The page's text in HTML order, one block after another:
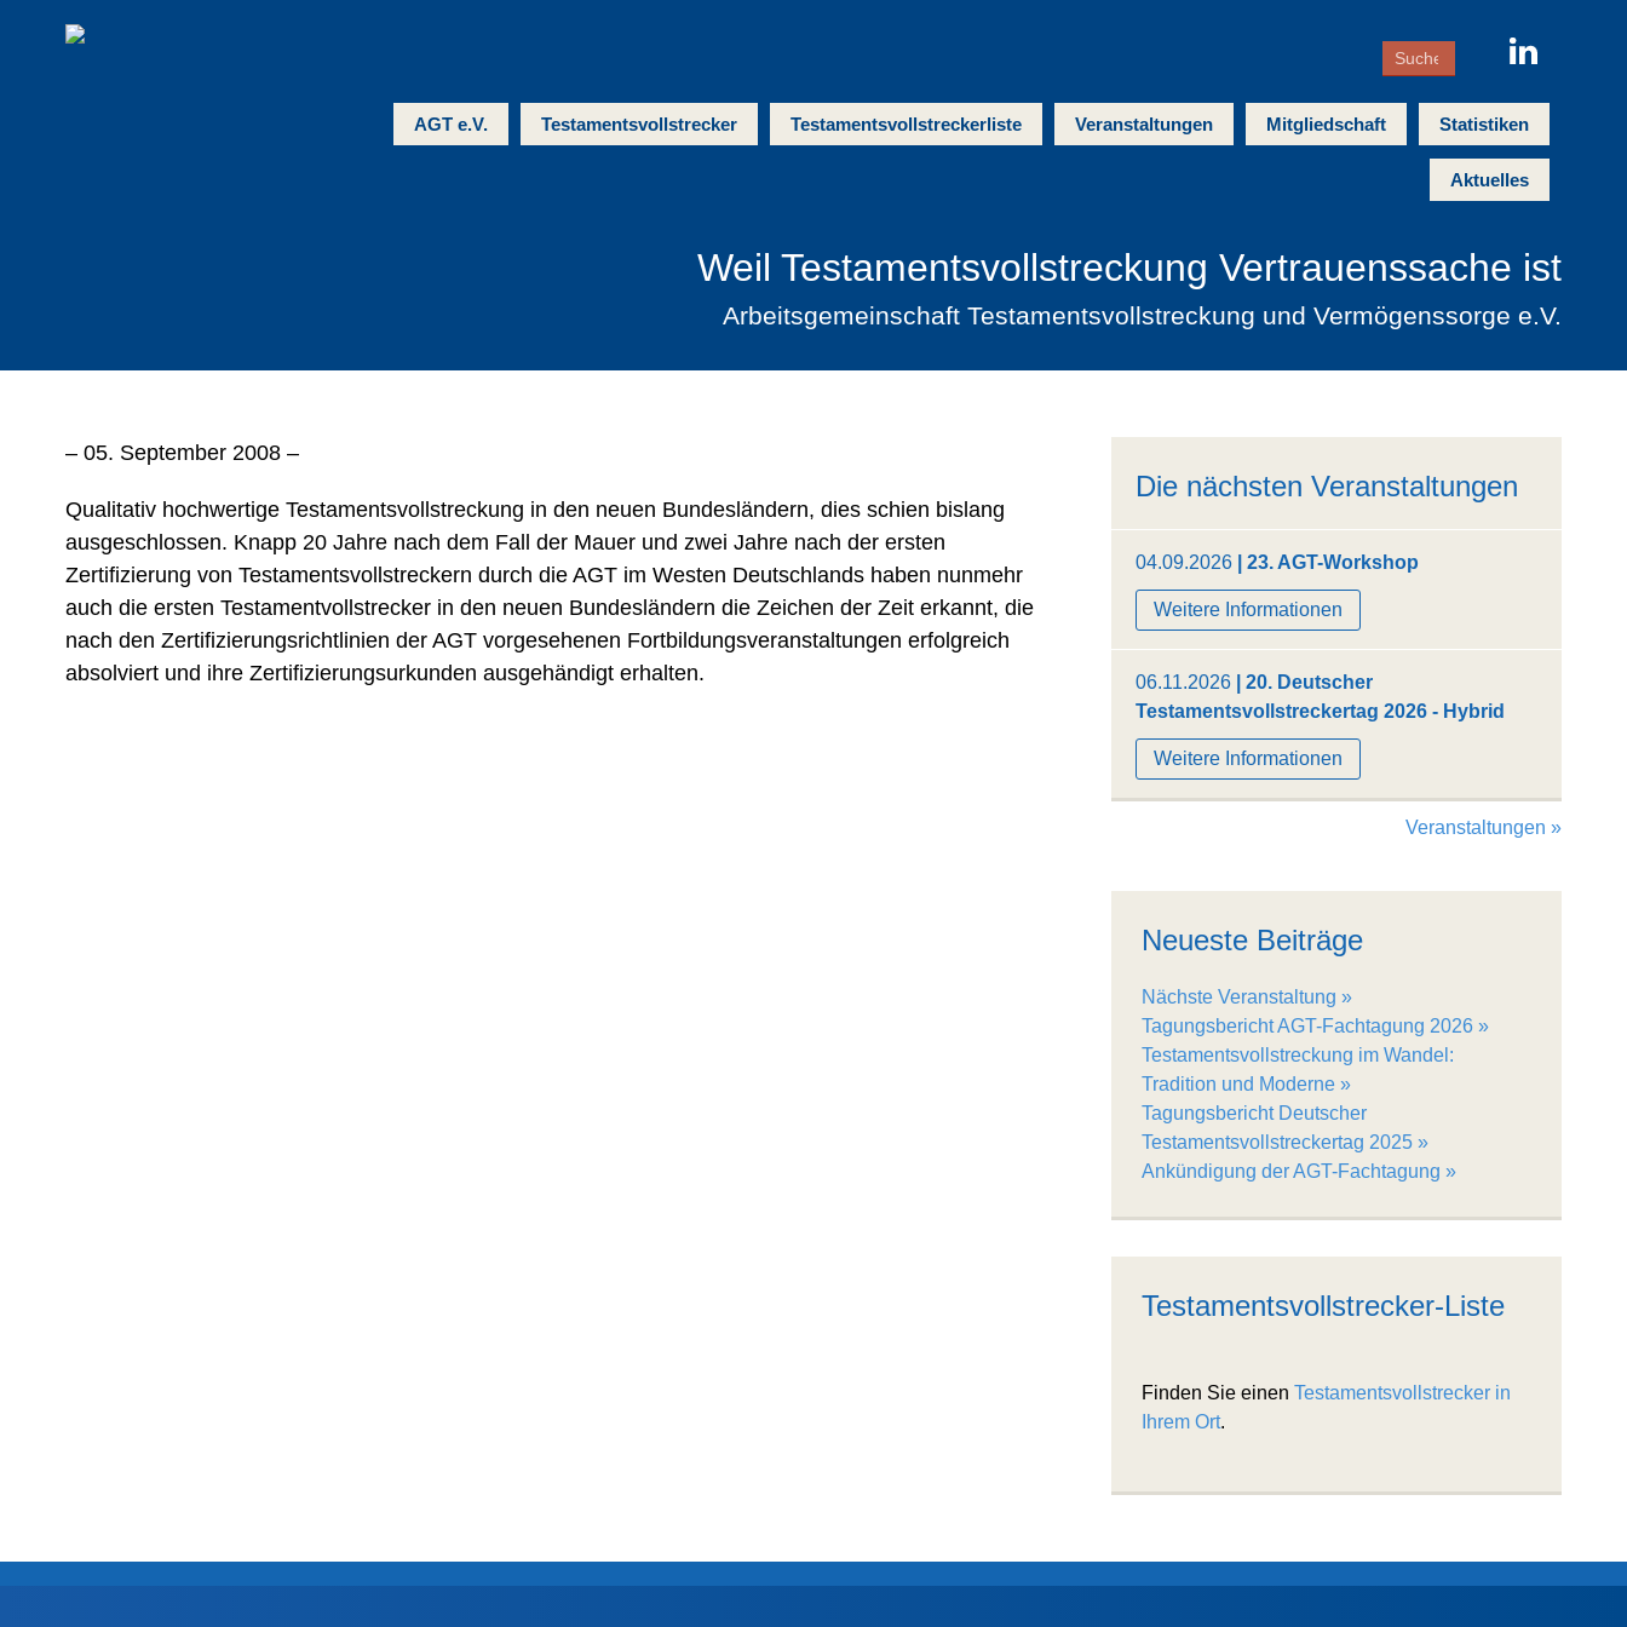
AGT e.V. Testamentsvollstrecker Testamentsvollstreckerliste Veranstaltungen Mitgliedschaft Statistiken
Aktuelles
Weil Testamentsvollstreckung Vertrauenssache ist
Arbeitsgemeinschaft Testamentsvollstreckung und Vermögenssorge e.V.
– 05. September 2008 –
Qualitativ hochwertige Testamentsvollstreckung in den neuen Bundesländern, dies schien bislang
ausgeschlossen. Knapp 20 Jahre nach dem Fall der Mauer und zwei Jahre nach der ersten
Zertifizierung von Testamentsvollstreckern durch die AGT im Westen Deutschlands haben nunmehr
auch die ersten Testamentvollstrecker in den neuen Bundesländern die Zeichen der Zeit erkannt, die
nach den Zertifizierungsrichtlinien der AGT vorgesehenen Fortbildungsveranstaltungen erfolgreich
absolviert und ihre Zertifizierungsurkunden ausgehändigt erhalten.
Die nächsten Veranstaltungen
04.09.2026 | 23. AGT-Workshop
Weitere Informationen
06.11.2026 | 20. Deutscher
Testamentsvollstreckertag 2026 - Hybrid
Weitere Informationen
Veranstaltungen »
Neueste Beiträge
Nächste Veranstaltung
Tagungsbericht AGT-Fachtagung 2026
Testamentsvollstreckung im Wandel:
Tradition und Moderne
Tagungsbericht Deutscher
Testamentsvollstreckertag 2025
Ankündigung der AGT-Fachtagung
Testamentsvollstrecker-Liste
Finden Sie einenTestamentsvollstrecker in
Ihrem Ort.